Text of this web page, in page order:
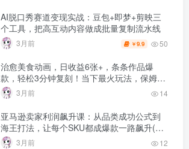
AI脱口秀赛道变现实战：豆包+即梦+剪映三
个工具，把高互动内容做成批量复制流水线
3月前 ￥9.9 50
治愈美食动画，日收益6张+，条条作品爆
款，轻松3分钟复刻！当下最火玩法，保姆级
拆解教程
3月前 14
亚马逊卖家利润飙升课：从品类成功公式到
海王打法，让每个SKU都成爆款一路飙升(最
新更新）
3月前 12